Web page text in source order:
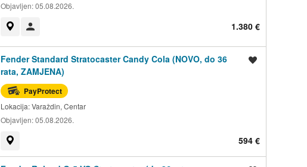
Objavljen:05.08.2026.
1.380 €
Fender Standard Stratocaster Candy Cola (NOVO, do 36
rata, ZAMJENA)
PayProtect
Lokacija:Varaždin, Centar
Objavljen:05.08.2026.
594 €